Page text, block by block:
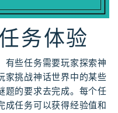
务体验
有些任务需要玩家探索神
家挑战神话世界中的某些
题的要求去完成。每个任
成任务可以获得经验值和